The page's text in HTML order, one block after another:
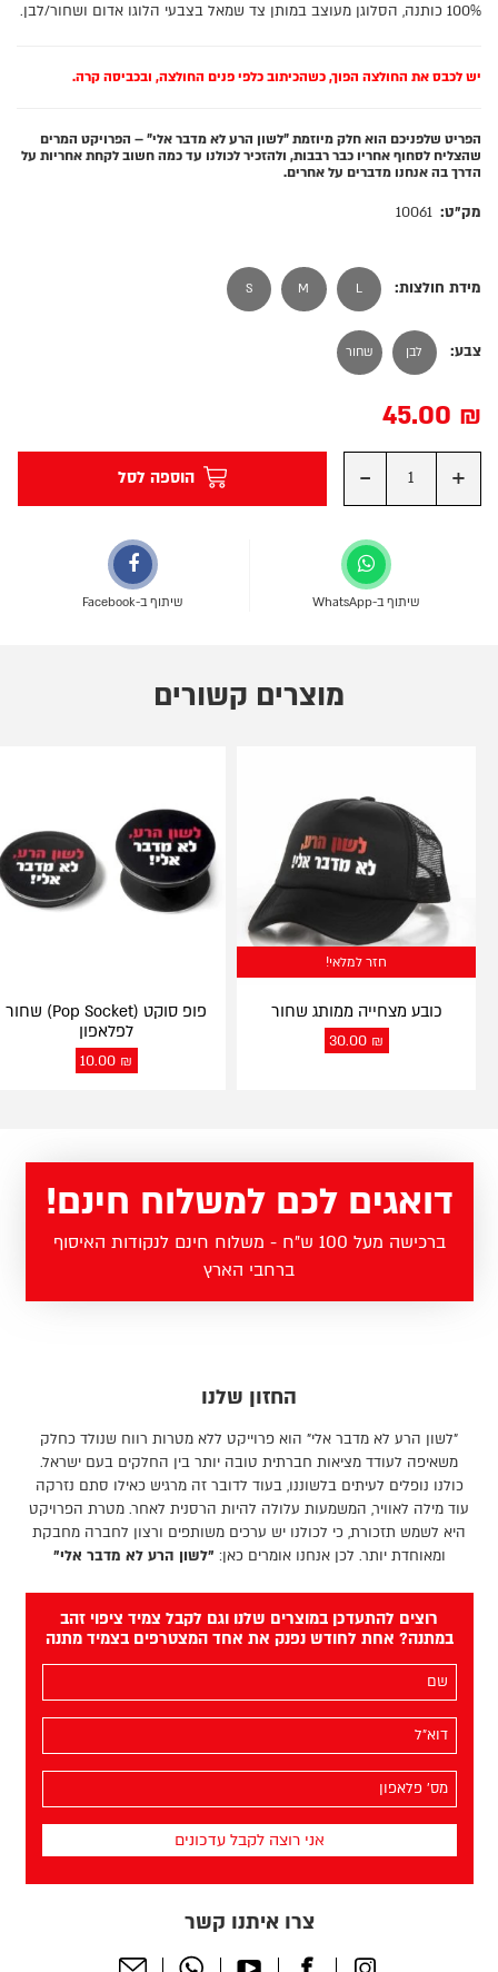
100% כותנה, הסלוגן מעוצב במותן צד שמאל בצבעי הלוגו אדום ושחור/לבן.
יש לכבס את החולצה הפוך, כשהכיתוב כלפי פנים החולצה, ובכביסה קרה.
הפריט שלפניכם הוא חלק מיוזמת "לשון הרע לא מדבר אלי" – הפרויקט המרים
שהצליח לסחוף אחריו כבר רבבות, ולהזכיר לכולנו עד כמה חשוב לקחת אחריות על
הדרך בה אנחנו מדברים על אחרים.
מק"ט: 10061
מידת חולצות: L
M
S
צבע: לבן שחור
45.00 ₪
+
- הוספה לסל
שיתוף ב-WhatsApp שיתוף ב-Facebook
מוצרים קשורים
חזר למלאי!
כובע מצחייה ממותג שחור
30.00 ₪
פופ סוקט (Pop Socket) שחור
לפלאפון
10.00 ₪
דואגים לכם למשלוח חינם!
ברכישה מעל 100 ש"ח - משלוח חינם לנקודות האיסוף
ברחבי הארץ
החזון שלנו
"לשון הרע לא מדבר אלי" הוא פרוייקט ללא מטרות רווח שנולד כחלק
משאיפה לעודד מציאות חברתית טובה יותר בין החלקים בעם ישראל.
כולנו נופלים לעיתים בלשוננו, בעוד לדובר זה מרגיש כאילו סתם נזרקה
עוד מילה לאוויר, המשמעות עלולה להיות הרסנית לאחר. מטרת הפרויקט
היא לשמש תזכורת, כי לכולנו יש ערכים משותפים ורצון לחברה מחבקת
ומאוחדת יותר. לכן אנחנו אומרים כאן: "לשון הרע לא מדבר אלי"
רוצים להתעדכן במוצרים שלנו וגם לקבל צמיד ציפוי זהב
במתנה? אחת לחודש נפנק את אחד המצטרפים בצמיד מתנה
צרו איתנו קשר